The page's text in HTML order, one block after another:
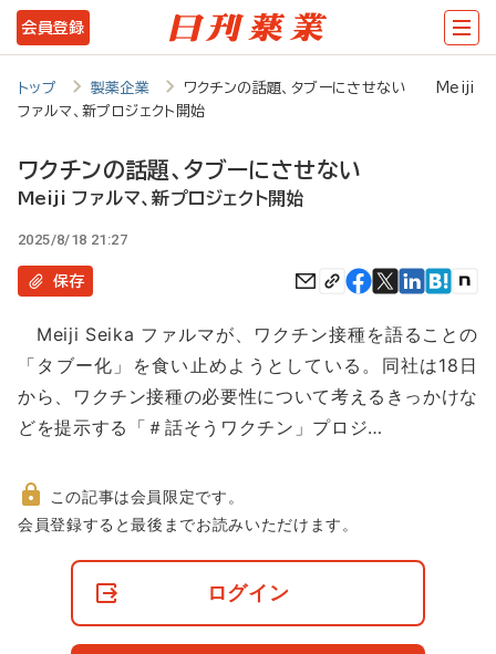
メ
イ
テ
ツ
に
会員登録
トップ 製薬企業
ワクチンの話題、タブーにさせない Meiji
ファルマ、新プロジェクト開始
ワクチンの話題、タブーにさせない
Meiji ファルマ、新プロジェクト開始
2025/8/18 21:27
保存
Meiji Seika ファルマが、ワクチン接種を語ることの
「タブー化」を食い止めようとしている。同社は18日
から、ワクチン接種の必要性について考えるきっかけな
どを提示する「＃話そうワクチン」プロジ…
非
この記事は会員限定です。
会員登録すると最後までお読みいただけます。
ログイン